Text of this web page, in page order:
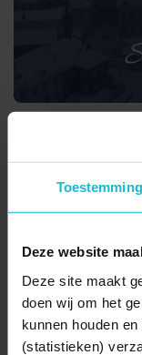
Toestemming
Deze website
Deze site maakt
doen wij om het
kunnen houden
(statistieken)
©
Over ons
Forten.nl wordt